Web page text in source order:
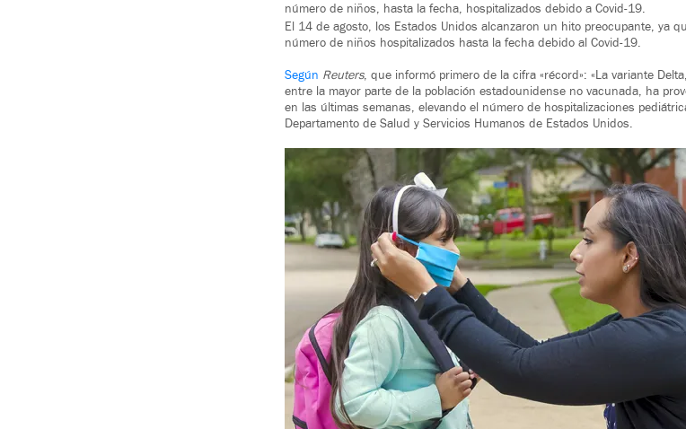
número de niños, hasta la fecha, hospitalizados debido a Covid-19.
El 14 de agosto, los Estados Unidos alcanzaron un hito preocupante, ya
número de niños hospitalizados hasta la fecha debido al Covid-19.
Según Reuters, que informó primero de la cifra «récord»: «La variante
entre la mayor parte de la población estadounidense no vacunada, ha
en las últimas semanas, elevando el número de hospitalizaciones
Departamento de Salud y Servicios Humanos de Estados Unidos.